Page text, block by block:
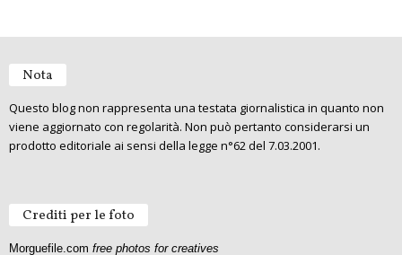
Nota
Questo blog non rappresenta una testata giornalistica in quanto non
viene aggiornato con regolarità. Non può pertanto considerarsi un
prodotto editoriale ai sensi della legge n°62 del 7.03.2001.
Crediti per le foto
Morguefile.com free photos for creatives